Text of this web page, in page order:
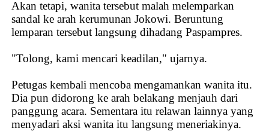
Akan tetapi, wanita tersebut malah melemparkan
sandal ke arah kerumunan Jokowi. Beruntung
lemparan tersebut langsung dihadang Paspampres.
"Tolong, kami mencari keadilan," ujarnya.
Petugas kembali mencoba mengamankan wanita itu.
Dia pun didorong ke arah belakang menjauh dari
panggung acara. Sementara itu relawan lainnya yang
menyadari aksi wanita itu langsung meneriakinya.